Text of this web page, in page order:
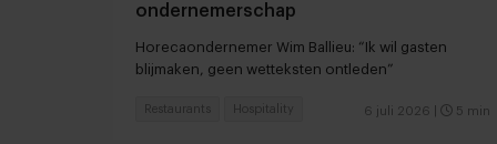
ondernemerschap
Horecaondernemer Wim Ballieu: “Ik wil gasten
blijmaken, geen wetteksten ontleden”
6 juli 2026 5 min
Restaurants Hospitality